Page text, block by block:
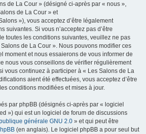
de La Cour » (désigné ci-après par « nous »,
de La Cour » et
»), vous acceptez d’être légalement
suivantes. Si vous n’acceptez pas d’être
toutes les conditions suivantes, veuillez ne pas
de La Cour ». Nous pouvons modifier ces
moment et nous essaierons de vous informer de
nous vous conseillons de vérifier régulièrement
vous continuez à participer à « Les Salons de La
aient été effectuées, vous acceptez d’être
conditions modifiées et mises à jour.
par phpBB (désignés ci-après par « logiciel
») qui est un logiciel de forum de discussions
générale GNU 2.0 » et qui peut être
(en anglais). Le logiciel phpBB a pour seul but